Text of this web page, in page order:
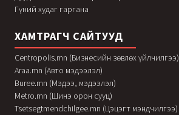
Гүний худаг гаргана
ХАМТРАГЧ САЙТУУД
Centropolis.mn (Бизнесийн зөвлөх үйлчилгээ)
Araa.mn (Авто мэдээлэл)
Buree.mn (Мэдээ, мэдээлэл)
Metro.mn (Шинэ орон сууц)
Tsetsegtmendchilgee.mn (Цэцэгт мэндчилгээ)